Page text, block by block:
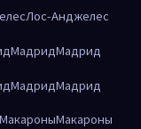
Лос-Анджелес
МадридМадрид
МадридМадрид
МакароныМакароны